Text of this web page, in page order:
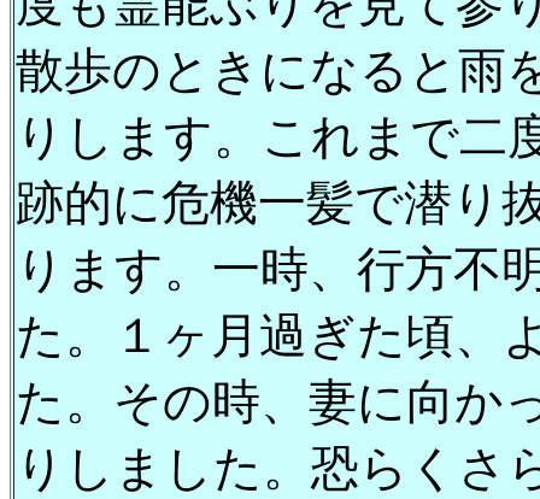
散歩のときになると雨
りします。これまで二
跡的に危機一髪で潜り
ります。一時、行方不
た。１ヶ月過ぎた頃、
た。その時、妻に向か
りしました。恐らくさ